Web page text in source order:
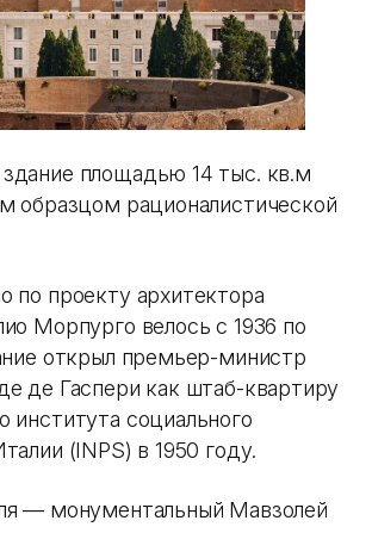
площадью 14 тыс. кв.м
образцом рационалистической
по проекту архитектора
Морпурго велось с 1936 по
открыл премьер-министр
де Гаспери как штаб-квартиру
института социального
(INPS) в 1950 году.
— монументальный Мавзолей